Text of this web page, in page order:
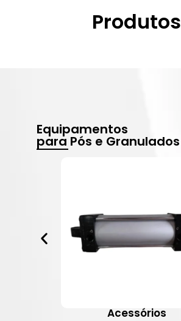
Produtos
Equipamentos
para Pós e Granulados
Acessórios